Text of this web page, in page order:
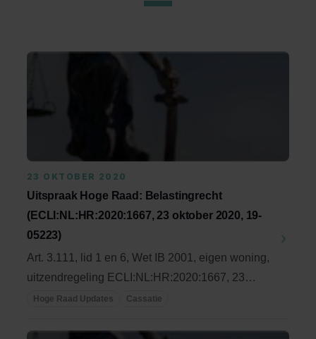
23 OKTOBER 2020
Uitspraak Hoge Raad: Belastingrecht
(ECLI:NL:HR:2020:1667, 23 oktober 2020, 19-
05223)
Art. 3.111, lid 1 en 6, Wet IB 2001, eigen woning,
uitzendregeling ECLI:NL:HR:2020:1667, 23
oktober ...
Hoge Raad Updates Cassatie